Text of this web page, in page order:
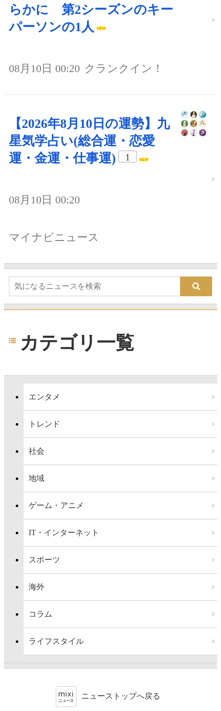
らかに 第2シーズンのキー
パーソンの1人
08月10日 00:20 クランクイン！
【2026年8月10日の運勢】九
星気学占い(総合運・恋愛
運・金運・仕事運)
1
08月10日 00:20
マイナビニュース
カテゴリ一覧
エンタメ
トレンド
社会
地域
ゲーム・アニメ
IT・インターネット
スポーツ
海外
コラム
ライフスタイル
ニューストップへ戻る